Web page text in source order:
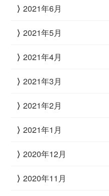
2021年6月
2021年5月
2021年4月
2021年3月
2021年2月
2021年1月
2020年12月
2020年11月